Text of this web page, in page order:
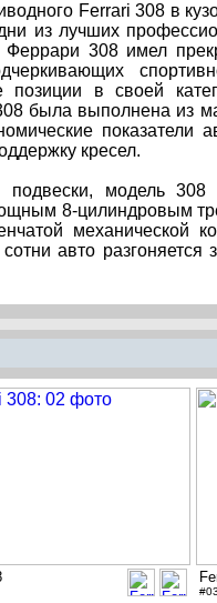
Ferrari 308 в
из лучших
308 имел
позиции в своей
была выполнена из
показатели
кресел.
подвески, модель
8-цилиндровым
механической
авто разгоняется